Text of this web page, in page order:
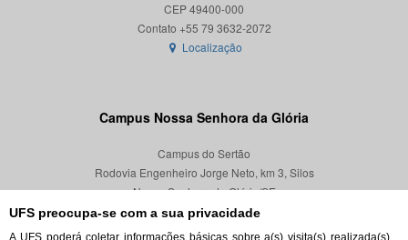
UFS preocupa-se com a sua privacidade
A UFS poderá coletar informações básicas sobre a(s) visita(s) realizada(s)
CEP 49400-000
Localização
Campus Nossa Senhora da Glória
Campus do Sertão
Rodovia Engenheiro Jorge Neto, km 3, Silos
Nossa Senhora da Glória/SE
CEP 49680-000